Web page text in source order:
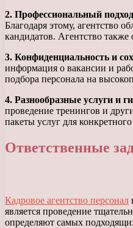
2. Профессиональный
Благодаря этому, агентство
кандидатов. Агентство
3. Конфиденциальность и
информация о вакансии и
подбора персонала на
4. Разнообразные услуги и
проведение тренингов и
пакеты услуг для
Ответственные
Кадровое агентство персонал
является проведение
определяют самых